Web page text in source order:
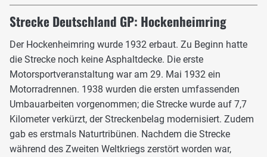
Strecke Deutschland GP: Hockenheimring
Der Hockenheimring wurde 1932 erbaut. Zu Beginn hatte
die Strecke noch keine Asphaltdecke. Die erste
Motorsportveranstaltung war am 29. Mai 1932 ein
Motorradrennen. 1938 wurden die ersten umfassenden
Umbauarbeiten vorgenommen; die Strecke wurde auf 7,7
Kilometer verkürzt, der Streckenbelag modernisiert. Zudem
gab es erstmals Naturtribünen. Nachdem die Strecke
während des Zweiten Weltkriegs zerstört worden war,